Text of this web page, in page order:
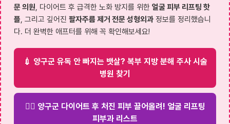
문 의원, 다이어트 후 급격한 노화 방지를 위한 얼굴 피부 리프팅 핫
플, 그리고 깊어진 팔자주름 제거 전문 성형외과 정보를 정리했습니
다. 더 완벽한 애프터를 위해 꼭 확인해보세요!
💉 양구군 유독 안 빠지는 뱃살? 복부 지방 분해 주사 시술
병원 찾기
💆‍♀️ 양구군 다이어트 후 처진 피부 끌어올려! 얼굴 리프팅
피부과 리스트